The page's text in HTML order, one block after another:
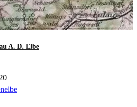
A. D. Elbe